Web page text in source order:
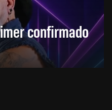
confirmado